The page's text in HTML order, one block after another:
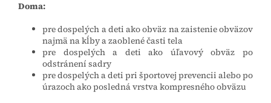
Doma:
pre dospelých a deti ako obväz na zaistenie obväzov
najmä na kĺby a zaoblené časti tela
pre dospelých a deti ako úľavový obväz po
odstránení sadry
pre dospelých a deti pri športovej prevencii alebo po
úrazoch ako posledná vrstva kompresného obväzu